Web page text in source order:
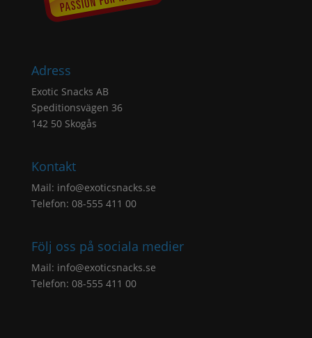
Adress
Exotic Snacks AB
Speditionsvägen 36
142 50 Skogås
Kontakt
Mail: info@exoticsnacks.se
Telefon: 08-555 411 00
Följ oss på sociala medier
Mail: info@exoticsnacks.se
Telefon: 08-555 411 00